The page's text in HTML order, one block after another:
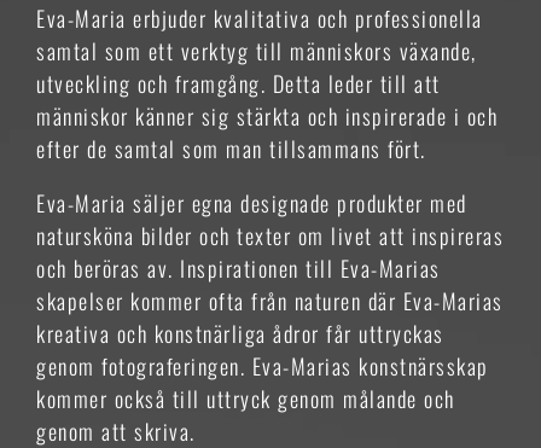
Eva-Maria erbjuder kvalitativa och professionella
samtal som ett verktyg till människors växande,
utveckling och framgång. Detta leder till att
människor känner sig stärkta och inspirerade i och
efter de samtal som man tillsammans fört.
Eva-Maria säljer egna designade produkter med
natursköna bilder och texter om livet att inspireras
och beröras av. Inspirationen till Eva-Marias
skapelser kommer ofta från naturen där Eva-Marias
kreativa och konstnärliga ådror får uttryckas
genom fotograferingen. Eva-Marias konstnärsskap
kommer också till uttryck genom målande och
genom att skriva.